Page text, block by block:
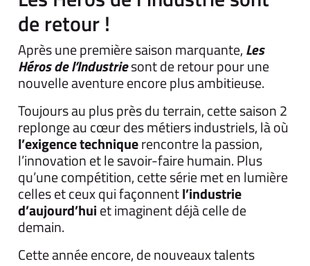
de retour !
Après une première saison marquante,Les
Héros de l’Industriesont de retour pour une
nouvelle aventure encore plus ambitieuse.
Toujours au plus près du terrain, cette saison 2
replonge au cœur des métiers industriels, là où
l’exigence techniquerencontre la passion,
l’innovation et le savoir-faire humain. Plus
qu’une compétition, cette série met en lumière
celles et ceux qui façonnentl’industrie
d’aujourd’huiet imaginent déjà celle de
demain.
Cette année encore, de nouveaux talents